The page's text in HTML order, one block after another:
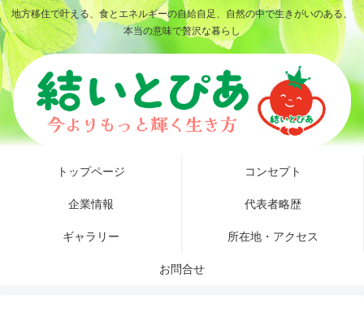
地方移住で叶える、食とエネルギーの自給自足、自然の中で生きがいのある、
本当の意味で贅沢な暮らし
トップページ コンセプト
企業情報 代表者略歴
ギャラリー 所在地・アクセス
お問合せ